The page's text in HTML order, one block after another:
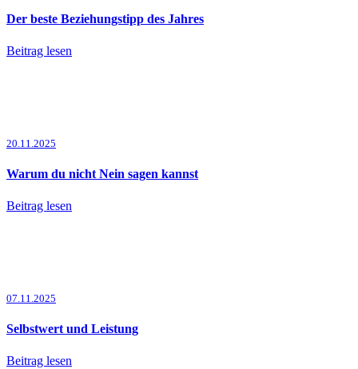
Der beste Beziehungstipp des Jahres
Beitrag lesen
20.11.2025
Warum du nicht Nein sagen kannst
Beitrag lesen
07.11.2025
Selbstwert und Leistung
Beitrag lesen